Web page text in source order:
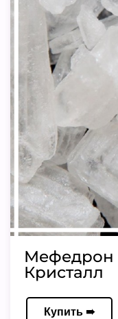
Мефедрон
Кристалл
Купить ➠